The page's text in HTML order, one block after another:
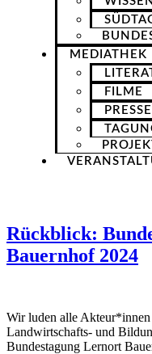
MEDIATHEK
FILME
PRESSE
Rückblick:
Bauernhof 2024
Wir luden alle Akteur*innen
Landwirtschafts- und
Bundestagung Lernort